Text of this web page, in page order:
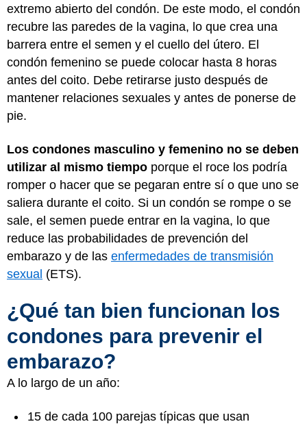
extremo abierto del condón. De este modo, el condón
recubre las paredes de la vagina, lo que crea una
barrera entre el semen y el cuello del útero. El
condón femenino se puede colocar hasta 8 horas
antes del coito. Debe retirarse justo después de
mantener relaciones sexuales y antes de ponerse de
pie.
Los condones masculino y femenino no se deben
utilizar al mismo tiempo porque el roce los podría
romper o hacer que se pegaran entre sí o que uno se
saliera durante el coito. Si un condón se rompe o se
sale, el semen puede entrar en la vagina, lo que
reduce las probabilidades de prevención del
embarazo y de las enfermedades de transmisión
sexual (ETS).
¿Qué tan bien funcionan los
condones para prevenir el
embarazo?
A lo largo de un año:
15 de cada 100 parejas típicas que usan